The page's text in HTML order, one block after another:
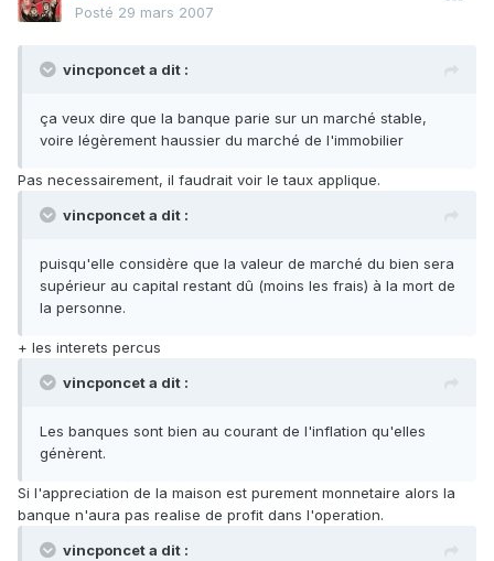
Posté 29 mars 2007
vincponcet a dit :
ça veux dire que la banque parie sur un marché stable,
voire légèrement haussier du marché de l'immobilier
Pas necessairement, il faudrait voir le taux applique.
vincponcet a dit :
puisqu'elle considère que la valeur de marché du bien sera
supérieur au capital restant dû (moins les frais) à la mort de
la personne.
+ les interets percus
vincponcet a dit :
Les banques sont bien au courant de l'inflation qu'elles
génèrent.
Si l'appreciation de la maison est purement monnetaire alors la
banque n'aura pas realise de profit dans l'operation.
vincponcet a dit :